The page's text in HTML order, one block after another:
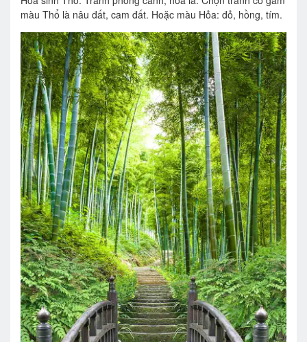
màu Thổ là nâu đất, cam đất. Hoặc màu Hỏa: đỏ, hồng, tím.